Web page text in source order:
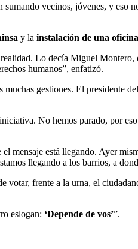
vecinos, jóvenes, y eso
y la instalación de una
Lo decía Miguel
humanos”, enfatizó.
gestiones. El presidente
No hemos parado, por
mensaje está llegando. Ayer
llegando a los barrios, a
frente a la urna, el
eslogan: ‘Depende de vos’”.